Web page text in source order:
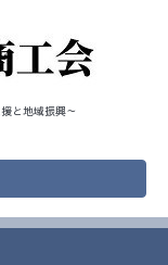
と地域振興～